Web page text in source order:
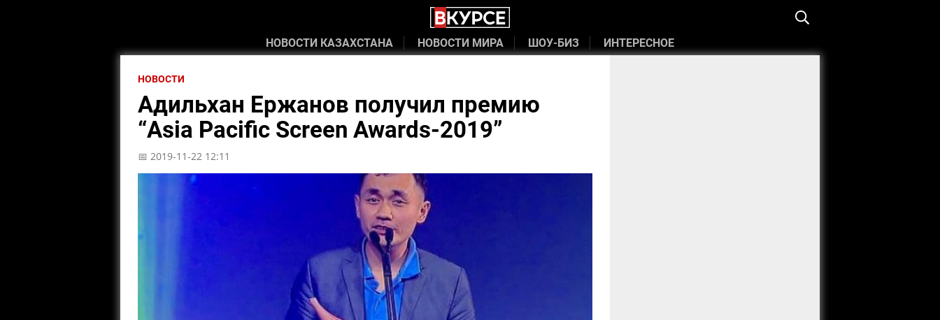
НОВОСТИ КАЗАХСТАНА НОВОСТИ МИРА ШОУ-БИЗ ИНТЕРЕСНОЕ
НОВОСТИ
Адильхан Ержанов получил премию
“Asia Pacific Screen Awards-2019”
📅 2019-11-22 12:11